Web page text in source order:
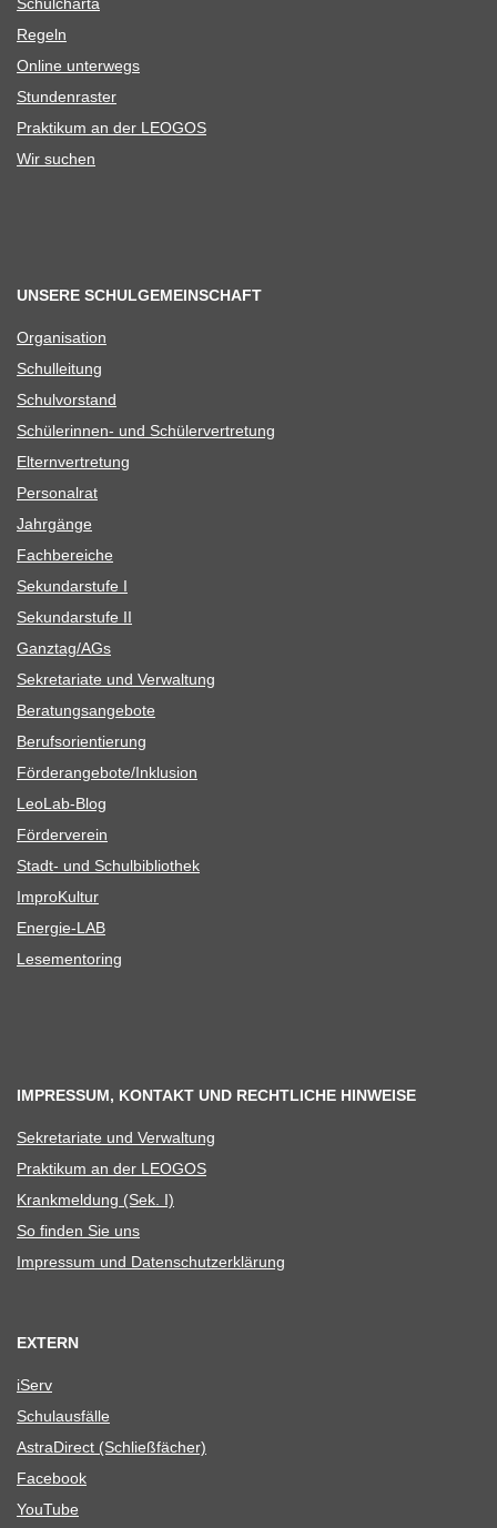
Regeln
Online unter­wegs
Stun­den­ras­ter
Prak­ti­kum an der LEOGOS
Wir suchen
UNSERE SCHULGEMEINSCHAFT
Orga­ni­sa­tion
Schul­lei­tung
Schul­vor­stand
Schü­le­rin­nen- und Schülervertretung
Eltern­ver­tre­tung
Per­so­nal­rat
Jahr­gänge
Fach­be­rei­che
Sekun­dar­stufe I
Sekun­dar­stufe II
Ganztag/​​AGs
Sekre­ta­riate und Verwaltung
Bera­tungs­an­ge­bote
Berufs­ori­en­tie­rung
Förderangebote/​​Inklusion
Leo­Lab-Blog
För­der­ver­ein
Stadt- und Schulbibliothek
Impro­Kul­tur
Ener­­gie-LAB
Lese­men­to­ring
IMPRESSUM, KONTAKT UND RECHTLICHE HINWEISE
Sekre­ta­riate und Verwaltung
Prak­ti­kum an der LEOGOS
Krank­mel­dung (Sek. I)
So fin­den Sie uns
Impres­sum und Datenschutzerklärung
EXTERN
iServ
Schul­aus­fälle
Astra­Di­rect (Schließ­fä­cher)
Face­book
You­Tube